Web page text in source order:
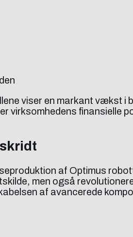
viser en markant vækst i
virksomhedens finansielle
af Optimus
men også
af avancerede